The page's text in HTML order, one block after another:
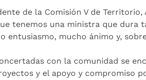
de la Comisión V de
tenemos una ministra que
entusiasmo, mucho ánimo y,
con la comunidad se
y el apoyo y compromiso